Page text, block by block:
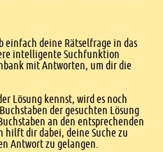
einfach deine Rätselfrage in das
intelligente Suchfunktion
mit Antworten, um dir die
Lösung kennst, wird es noch
der gesuchten Lösung
an den entsprechenden
dir dabei, deine Suche zu
Antwort zu gelangen.